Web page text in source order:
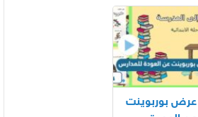
عرض بوربوينت